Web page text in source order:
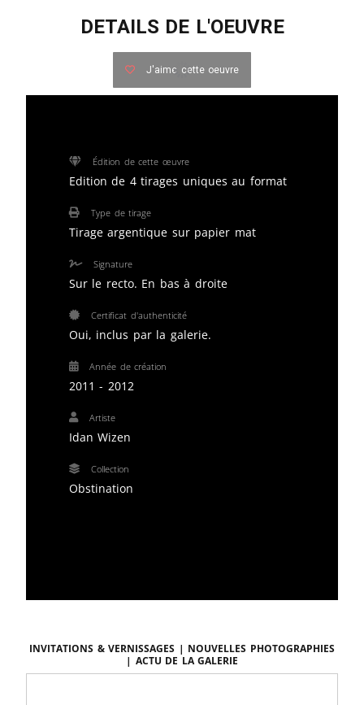
DETAILS DE L'OEUVRE
J'aime cette oeuvre
Édition de cette œuvre
Edition de 4 tirages uniques au format
Type de tirage
Tirage argentique sur papier mat
Signature
Sur le recto. En bas à droite
Certificat d'authenticité
Oui, inclus par la galerie.
Année de création
2011 - 2012
Artiste
Idan Wizen
Collection
Obstination
Invitations & vernissages | Nouvelles photographies
| Actu de la galerie